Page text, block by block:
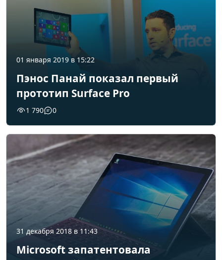
01 января 2019 в 15:22
Пэнос Панай показал первый
прототип Surface Pro
1 790 0
31 декабря 2018 в 11:43
Microsoft запатентовала